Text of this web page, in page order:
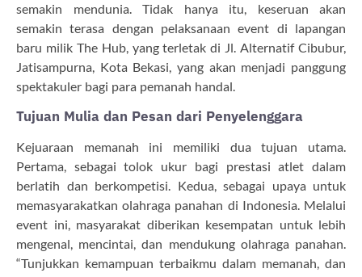
semakin mendunia. Tidak hanya itu, keseruan akan
semakin terasa dengan pelaksanaan event di lapangan
baru milik The Hub, yang terletak di Jl. Alternatif Cibubur,
Jatisampurna, Kota Bekasi, yang akan menjadi panggung
spektakuler bagi para pemanah handal.
Tujuan Mulia dan Pesan dari Penyelenggara
Kejuaraan memanah ini memiliki dua tujuan utama.
Pertama, sebagai tolok ukur bagi prestasi atlet dalam
berlatih dan berkompetisi. Kedua, sebagai upaya untuk
memasyarakatkan olahraga panahan di Indonesia. Melalui
event ini, masyarakat diberikan kesempatan untuk lebih
mengenal, mencintai, dan mendukung olahraga panahan.
“Tunjukkan kemampuan terbaikmu dalam memanah, dan